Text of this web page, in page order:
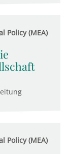
Policy (MEA)
Policy (MEA)